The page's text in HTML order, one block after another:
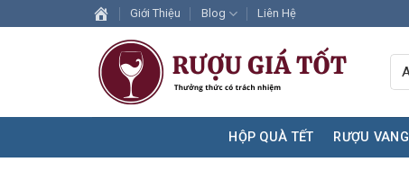
to
Giới Thiệu Blog Liên Hệ
HỘP QUÀ TẾT RƯỢU VANG